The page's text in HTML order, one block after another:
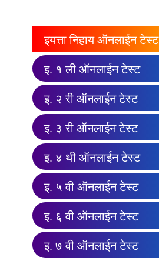
इयत्ता निहाय ऑनलाईन टेस्ट
इ. १ ली ऑनलाईन टेस्ट
इ. २ री ऑनलाईन टेस्ट
इ. ३ री ऑनलाईन टेस्ट
इ. ४ थी ऑनलाईन टेस्ट
इ. ५ वी ऑनलाईन टेस्ट
इ. ६ वी ऑनलाईन टेस्ट
इ. ७ वी ऑनलाईन टेस्ट